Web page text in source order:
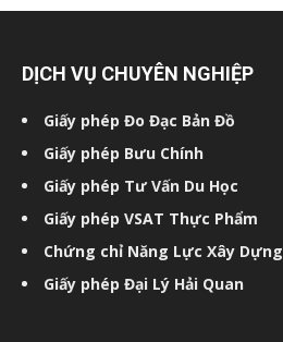
DỊCH VỤ CHUYÊN NGHIỆP
Giấy phép Đo Đạc Bản Đồ
Giấy phép Bưu Chính
Giấy phép Tư Vấn Du Học
Giấy phép VSAT Thực Phẩm
Chứng chỉ Năng Lực Xây Dựng
Giấy phép Đại Lý Hải Quan